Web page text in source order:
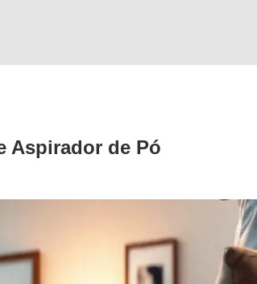
Aspirador de Pó